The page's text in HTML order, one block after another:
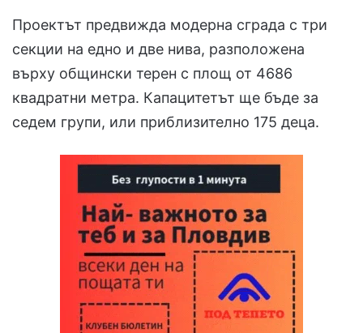
Проектът предвижда модерна сграда с три
секции на едно и две нива, разположена
върху общински терен с площ от 4686
квадратни метра. Капацитетът ще бъде за
седем групи, или приблизително 175 деца.